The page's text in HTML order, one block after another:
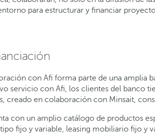
para estructurar y financiar
con Afi forma parte de una amplia
servicio con Afi, los clientes del banco
creado en colaboración con Minsait,
con un amplio catálogo de productos
fijo y variable, leasing mobiliario fijo y